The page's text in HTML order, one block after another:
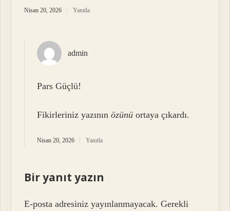
Nisan 20, 2026 Yanıtla
admin
Pars Güçlü!
Fikirleriniz yazınınözünü ortaya çıkardı.
Nisan 20, 2026 Yanıtla
Bir yanıt yazın
E-posta adresiniz yayınlanmayacak. Gerekli